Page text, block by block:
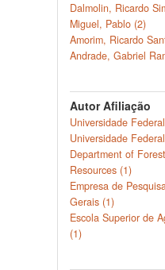
Dalmolin, Ricardo
Miguel, Pablo (2)
Amorim, Ricardo
Andrade, Gabriel
Autor Afiliação
Universidade
Universidade
Department of
Resources (1)
Empresa de
Gerais (1)
Escola Superior de
(1)